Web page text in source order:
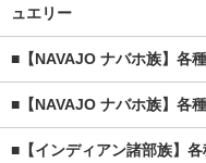
ュエリー
■【NAVAJO ナバホ族】各
■【NAVAJO ナバホ族】各
■【インディアン諸部族】